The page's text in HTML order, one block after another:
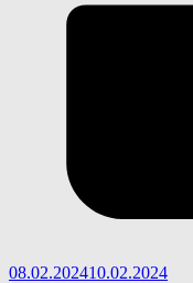
08.02.202410.02.2024